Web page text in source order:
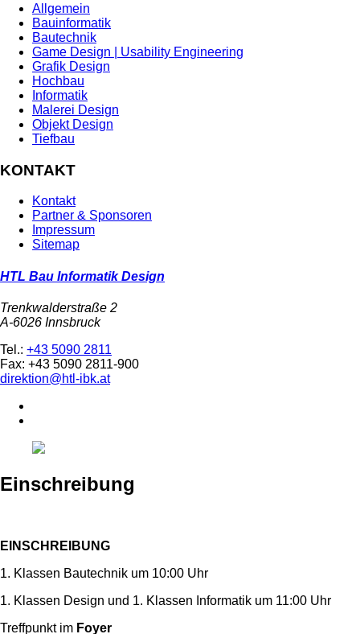
Allgemein
Bauinformatik
Bautechnik
Game Design | Usability Engineering
Grafik Design
Hochbau
Informatik
Malerei Design
Objekt Design
Tiefbau
KONTAKT
Kontakt
Partner & Sponsoren
Impressum
Sitemap
HTL Bau Informatik Design
Trenkwalderstraße 2
A-6026 Innsbruck
Tel.: +43 5090 2811
Fax: +43 5090 2811-900
direktion@htl-ibk.at
Einschreibung
EINSCHREIBUNG
1. Klassen Bautechnik um 10:00 Uhr
1. Klassen Design und 1. Klassen Informatik um 11:00 Uhr
Treffpunkt im Foyer